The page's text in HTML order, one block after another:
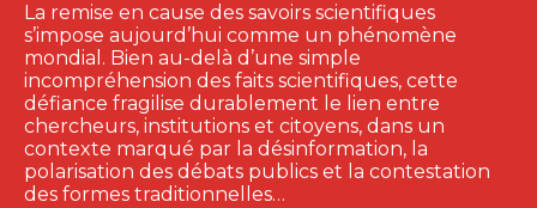
La remise en cause des savoirs scientifiques
s’impose aujourd’hui comme un phénomène
mondial. Bien au-delà d’une simple
incompréhension des faits scientifiques, cette
défiance fragilise durablement le lien entre
chercheurs, institutions et citoyens, dans un
contexte marqué par la désinformation, la
polarisation des débats publics et la contestation
des formes traditionnelles…